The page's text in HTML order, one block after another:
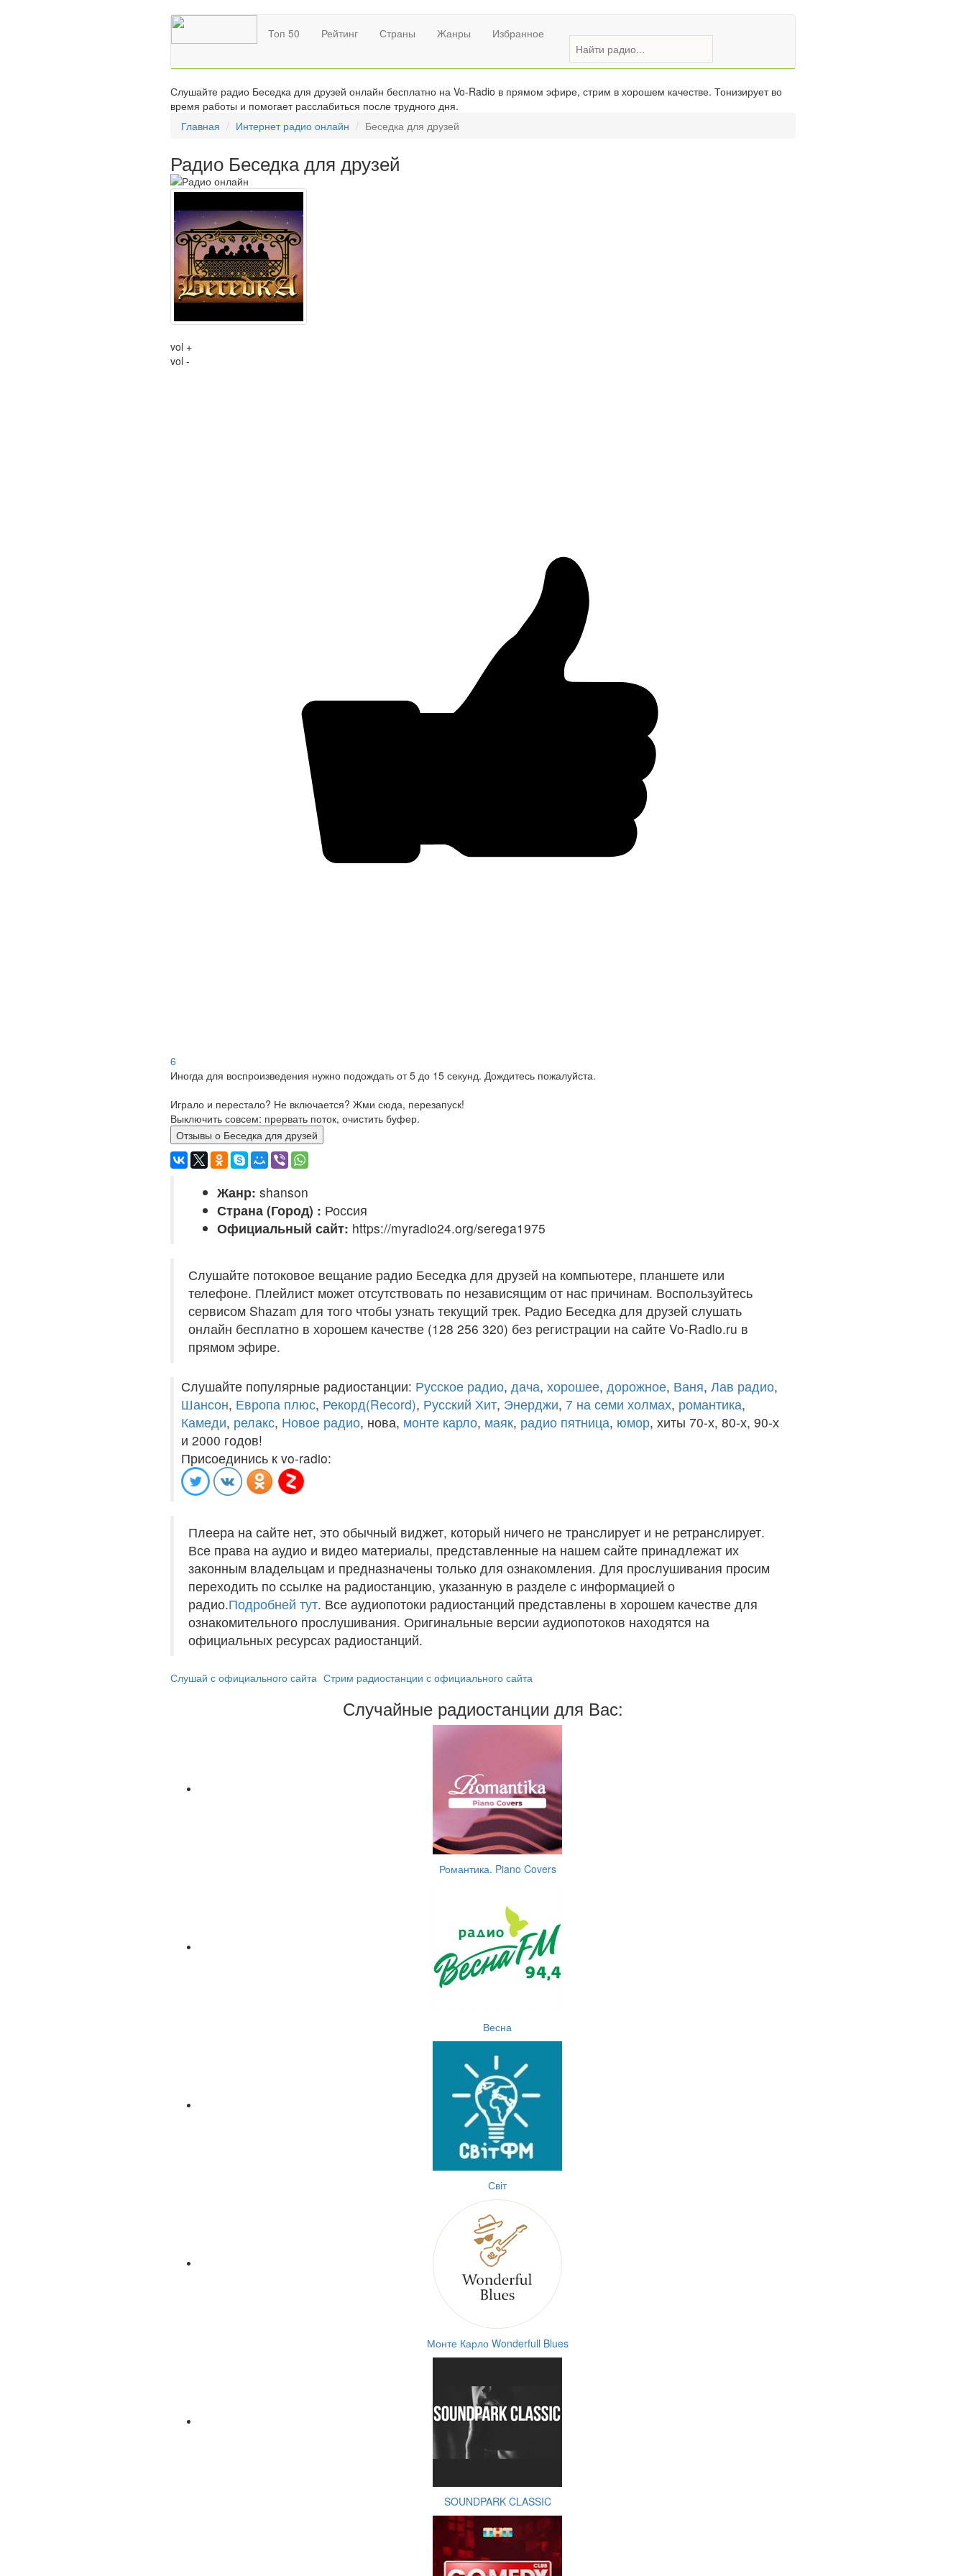
Топ 50 Рейтинг Страны Жанры Избранное
Слушайте радио Беседка для друзей онлайн бесплатно на Vo-Radio в прямом эфире, стрим в хорошем качестве. Тонизирует во
время работы и помогает расслабиться после трудного дня.
Главная
Интернет радио онлайн Беседка для друзей
Радио Беседка для друзей
vol +
vol -
6
Иногда для воспроизведения нужно подождать от 5 до 15 секунд. Дождитесь пожалуйста.
Играло и перестало? Не включается? Жми сюда, перезапуск!
Выключить совсем: прервать поток, очистить буфер.
Отзывы о Беседка для друзей
Жанр: shanson
Страна (Город) : Россия
Официальный сайт: https://myradio24.org/serega1975
Слушайте потоковое вещание радио Беседка для друзей на компьютере, планшете или
телефоне. Плейлист может отсутствовать по независящим от нас причинам. Воспользуйтесь
сервисом Shazam для того чтобы узнать текущий трек. Радио Беседка для друзей слушать
онлайн бесплатно в хорошем качестве (128 256 320) без регистрации на сайте Vo-Radio.ru в
прямом эфире.
Слушайте популярные радиостанции: Русское радио, дача, хорошее, дорожное, Ваня, Лав радио,
Шансон, Европа плюс, Рекорд(Record), Русский Хит, Энерджи, 7 на семи холмах, романтика,
Камеди, релакс, Новое радио, нова, монте карло, маяк, радио пятница, юмор, хиты 70-х, 80-х, 90-х
и 2000 годов!
Присоединись к vo-radio:
Плеера на сайте нет, это обычный виджет, который ничего не транслирует и не ретранслирует.
Все права на аудио и видео материалы, представленные на нашем сайте принадлежат их
законным владельцам и предназначены только для ознакомления. Для прослушивания просим
переходить по ссылке на радиостанцию, указанную в разделе с информацией о
радио.Подробней тут. Все аудиопотоки радиостанций представлены в хорошем качестве для
ознакомительного прослушивания. Оригинальные версии аудиопотоков находятся на
официальных ресурсах радиостанций.
Слушай с официального сайта Стрим радиостанции с официального сайта
Случайные радиостанции для Вас:
Романтика. Piano Covers
Весна
Світ
Монте Карло Wonderfull Blues
SOUNDPARK CLASSIC